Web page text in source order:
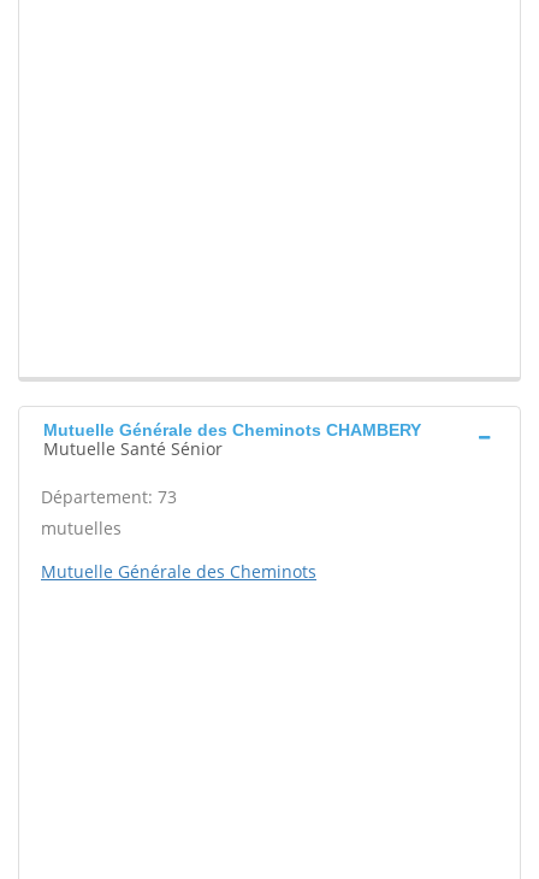
Mutuelle Générale des Cheminots CHAMBERY
Mutuelle Santé Sénior
Département: 73
mutuelles
Mutuelle Générale des Cheminots